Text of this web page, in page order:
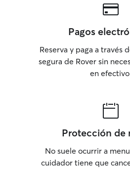
Pagos
Reserva y paga a través
segura de Rover sin
en
Protección de
No suele ocurrir a
cuidador tiene que